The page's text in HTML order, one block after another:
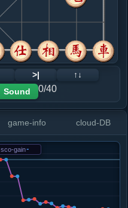
炮九平八
车二进七
兵五进一
>|
↑↓
Sound 0/40
game-info cloud-DB
sco-gain-